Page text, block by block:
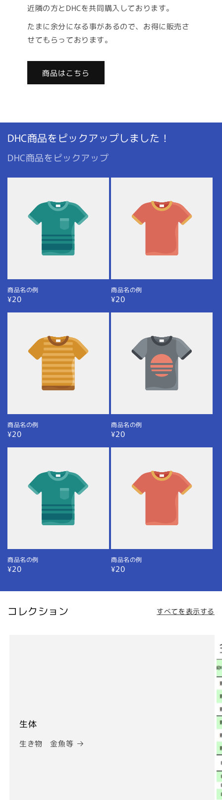
近隣の方とDHCを共同購入しております。
たまに余分になる事があるので、お得に販売さ
せてもらっております。
商品はこちら
DHC商品をピックアップしました！
DHC商品をピックアップ
商品名の例
通
常
¥20
商品名の例
通
常
¥20
商品名の例
通
常
¥20
商品名の例
通
常
¥20
商品名の例
通
価
¥20
商品名の例
通
価
¥20
コレクション すべてを表示する
生体
生き物 金魚等